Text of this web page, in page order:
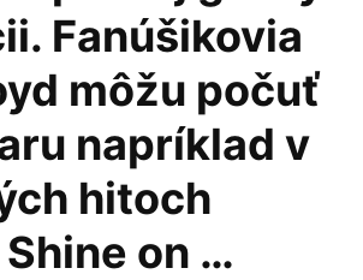
Fanúšikovia
môžu počuť
napríklad v
hitoch
on …